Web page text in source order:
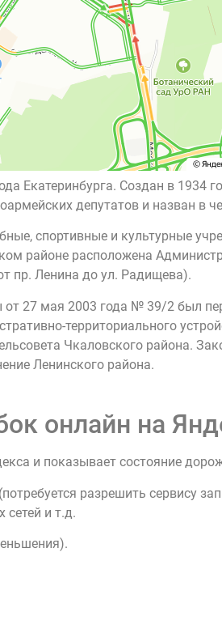
Екатеринбурга. Создан в 1934
депутатов и назван в
спортивные и культурные
районе расположена
пр. Ленина до ул. Радищева).
27 мая 2003 года № 39/2 был
территориального
Чкаловского района.
Ленинского района.
онлайн на
и показывает состояние
разрешить сервису
сетей и т.д.